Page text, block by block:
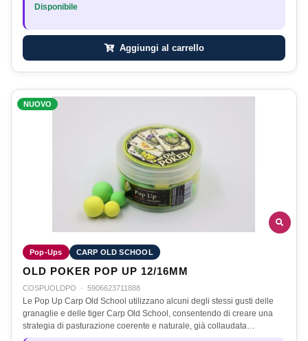
Disponibile
Aggiungi al carrello
NUOVO
Pop-Ups CARP OLD SCHOOL
OLD POKER POP UP 12/16MM
COSPUOLDPO · 5906623711888
Le Pop Up Carp Old School utilizzano alcuni degli stessi gusti delle
granaglie e delle tiger Carp Old School, consentendo di creare una
strategia di pasturazione coerente e naturale, già collaudata…